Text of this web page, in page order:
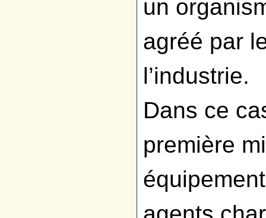
un
agréé par
l’industrie.
Dans ce
première